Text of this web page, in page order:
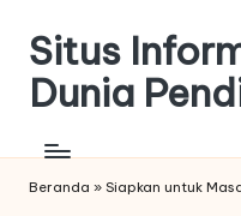
Skip
content
Situs
Dunia
Beranda » Siapkan untuk